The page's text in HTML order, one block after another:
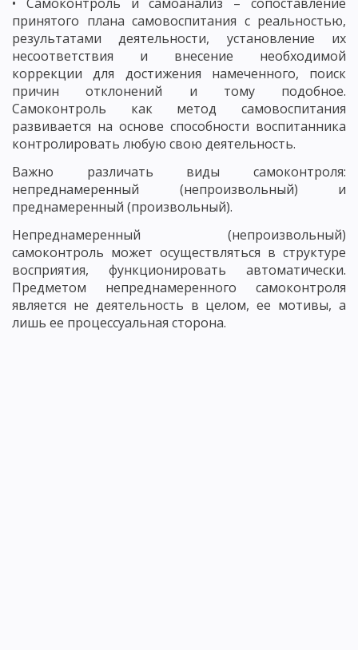
принятого плана самовоспитания с реальностью,
результатами деятельности, установление их
несоответствия и внесение необходимой
коррекции для достижения намеченного, поиск
причин отклонений и тому подобное.
Самоконтроль как метод самовоспитания
развивается на основе способности воспитанника
контролировать любую свою деятельность.
Важно различать виды самоконтроля:
непреднамеренный (непроизвольный) и
преднамеренный (произвольный).
Непреднамеренный (непроизвольный)
самоконтроль может осуществляться в структуре
восприятия, функционировать автоматически.
Предметом непреднамеренного самоконтроля
является не деятельность в целом, ее мотивы, а
лишь ее процессуальная сторона.